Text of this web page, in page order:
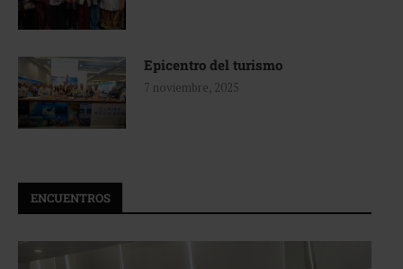
Epicentro del turismo
7 noviembre, 2025
ENCUENTROS